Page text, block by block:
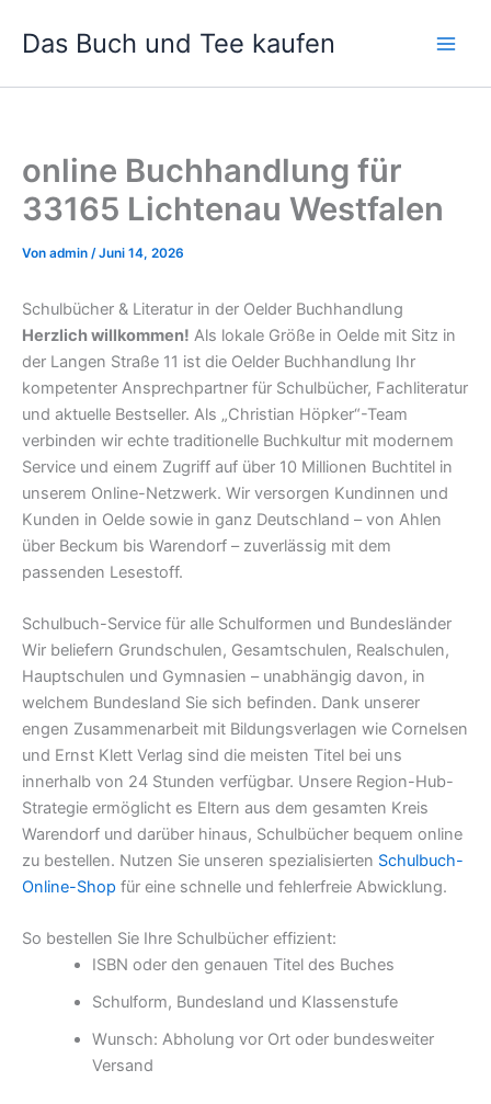
InhaltDas Buch und Tee kaufen
online Buchhandlung für
33165 Lichtenau Westfalen
Von admin /Juni 14, 2026
Schulbücher & Literatur in der Oelder Buchhandlung
Herzlich willkommen! Als lokale Größe in Oelde mit Sitz in
der Langen Straße 11 ist die Oelder Buchhandlung Ihr
kompetenter Ansprechpartner für Schulbücher, Fachliteratur
und aktuelle Bestseller. Als „Christian Höpker“-Team
verbinden wir echte traditionelle Buchkultur mit modernem
Service und einem Zugriff auf über 10 Millionen Buchtitel in
unserem Online-Netzwerk. Wir versorgen Kundinnen und
Kunden in Oelde sowie in ganz Deutschland – von Ahlen
über Beckum bis Warendorf – zuverlässig mit dem
passenden Lesestoff.
Schulbuch-Service für alle Schulformen und Bundesländer
Wir beliefern Grundschulen, Gesamtschulen, Realschulen,
Hauptschulen und Gymnasien – unabhängig davon, in
welchem Bundesland Sie sich befinden. Dank unserer
engen Zusammenarbeit mit Bildungsverlagen wie Cornelsen
und Ernst Klett Verlag sind die meisten Titel bei uns
innerhalb von 24 Stunden verfügbar. Unsere Region-Hub-
Strategie ermöglicht es Eltern aus dem gesamten Kreis
Warendorf und darüber hinaus, Schulbücher bequem online
zu bestellen. Nutzen Sie unseren spezialisierten Schulbuch-
Online-Shop für eine schnelle und fehlerfreie Abwicklung.
So bestellen Sie Ihre Schulbücher effizient:
ISBN oder den genauen Titel des Buches
Schulform, Bundesland und Klassenstufe
Wunsch: Abholung vor Ort oder bundesweiter
Versand